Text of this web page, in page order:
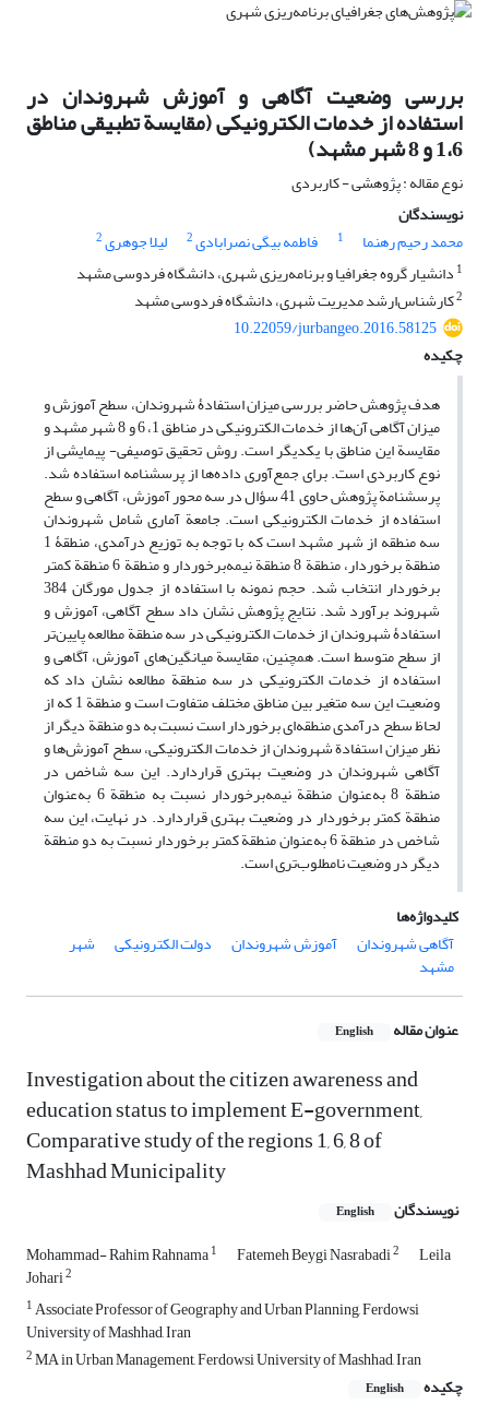
بررسی وضعیت آگاهی و آموزش شهروندان در
استفاده از خدمات الکترونیکی (مقایسة تطبیقی مناطق
1،6 و 8 شهر مشهد)
نوع مقاله : پژوهشی - کاربردی
نویسندگان
محمد رحیم رهنما
1 فاطمه بیگی نصرابادی2 لیلا جوهری2
1 دانشیار گروه جغرافیا و برنامه‌ریزی شهری، دانشگاه فردوسی مشهد
2کارشناس‌ارشد مدیریت شهری، دانشگاه فردوسی مشهد
10.22059/jurbangeo.2016.58125
چکیده
هدف پژوهش حاضر بررسی میزان استفادۀ شهروندان، سطح آموزش و
میزان آگاهی آن‌ها از خدمات الکترونیکی در مناطق 1، 6 و 8 شهر مشهد و
مقایسة این مناطق با یکدیگر است. روش تحقیق توصیفی- پیمایشی از
نوع کاربردی است. برای جمع‌آوری داده‌ها از پرسشنامه استفاده شد.
پرسشنامة پژوهش حاوی 41 سؤال در سه محور آموزش، آگاهی و سطح
استفاده از خدمات الکترونیکی است. جامعة آماری شامل شهروندان
سه منطقه از شهر مشهد است که با توجه به توزیع درآمدی، منطقۀ 1
منطقة برخوردار، منطقة 8 منطقة نیمه‌برخوردار و منطقة 6 منطقة کمتر
برخوردار انتخاب شد. حجم نمونه با استفاده از جدول مورگان 384
شهروند برآورد شد. نتایج پژوهش نشان داد سطح آگاهی، آموزش و
استفادۀ شهروندان از خدمات الکترونیکی در سه منطقة مطالعه پایین‌تر
از سطح متوسط است. همچنین، مقایسة میانگین‌های آموزش، آگاهی و
استفاده از خدمات الکترونیکی در سه منطقة مطالعه نشان داد که
وضعیت این سه متغیر بین مناطق مختلف متفاوت است و منطقة 1 که از
لحاظ سطح درآمدی منطقه‌ای برخوردار است نسبت به دو منطقة دیگر از
نظر میزان استفادة شهروندان از خدمات الکترونیکی، سطح آموزش‌ها و
آگاهی شهروندان در وضعیت بهتری قراردارد. این سه شاخص در
منطقة 8 به‌عنوان منطقة نیمه‌برخوردار نسبت به منطقة 6 به‌عنوان
منطقة کمتر برخوردار در وضعیت بهتری قراردارد. در نهایت، این سه
شاخص در منطقة 6 به‌عنوان منطقة کمتر برخوردار نسبت به دو منطقة
دیگر در وضعیت نامطلوب‌تری است.
کلیدواژه‌ها
آگاهی شهروندان
آموزش شهروندان دولت الکترونیکی شهر
مشهد
عنوان مقاله English
Investigation about the citizen awareness and
education status to implement E-government,
Comparative study of the regions 1, 6, 8 of
Mashhad Municipality
نویسندگان English
Mohammad- Rahim Rahnama1 Fatemeh Beygi Nasrabadi2 Leila
Johari2
1Associate Professor of Geography and Urban Planning, Ferdowsi
University of Mashhad, Iran
2MA in Urban Management, Ferdowsi University of Mashhad, Iran
چکیده
English